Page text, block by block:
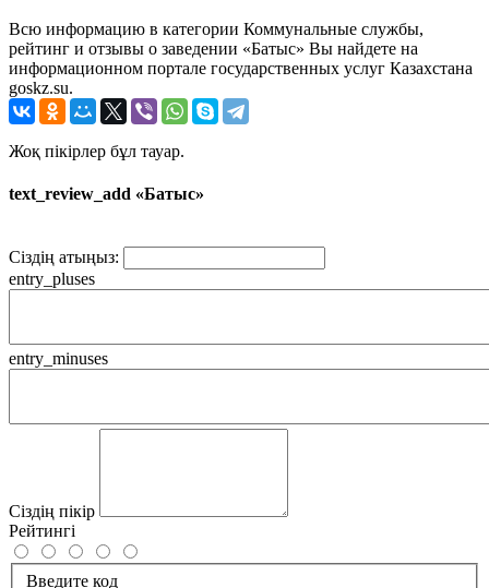
Всю информацию в категории Коммунальные службы,
рейтинг и отзывы о заведении «Батыс» Вы найдете на
информационном портале государственных услуг Казахстана
goskz.su.
Жоқ пікірлер бұл тауар.
text_review_add «Батыс»
Сіздің атыңыз:
entry_pluses
entry_minuses
Сіздің пікір
Рейтингі
Введите код